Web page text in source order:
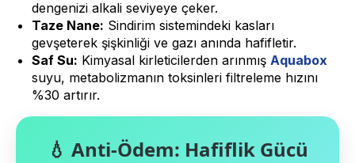
dengenizi alkali seviyeye çeker.
Taze Nane: Sindirim sistemindeki kasları
gevşeterek şişkinliği ve gazı anında hafifletir.
Saf Su: Kimyasal kirleticilerden arınmış Aquabox
suyu, metabolizmanın toksinleri filtreleme hızını
%30 artırır.
💧 Anti-Ödem: Hafiflik Gücü